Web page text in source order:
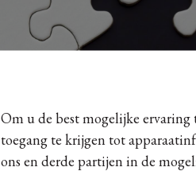
Om u de best mogelijke ervaring
toegang te krijgen tot
ons en derde partijen in de